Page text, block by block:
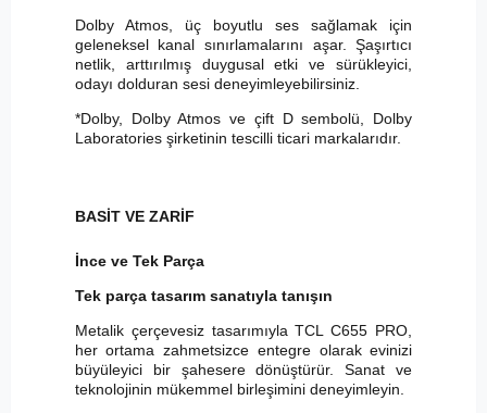
Dolby Atmos, üç boyutlu ses sağlamak için
geleneksel kanal sınırlamalarını aşar. Şaşırtıcı
netlik, arttırılmış duygusal etki ve sürükleyici,
odayı dolduran sesi deneyimleyebilirsiniz.
*Dolby, Dolby Atmos ve çift D sembolü, Dolby
Laboratories şirketinin tescilli ticari markalarıdır.
BASİT VE ZARİF
İnce ve Tek Parça
Tek parça tasarım sanatıyla tanışın
Metalik çerçevesiz tasarımıyla TCL C655 PRO,
her ortama zahmetsizce entegre olarak evinizi
büyüleyici bir şahesere dönüştürür. Sanat ve
teknolojinin mükemmel birleşimini deneyimleyin.